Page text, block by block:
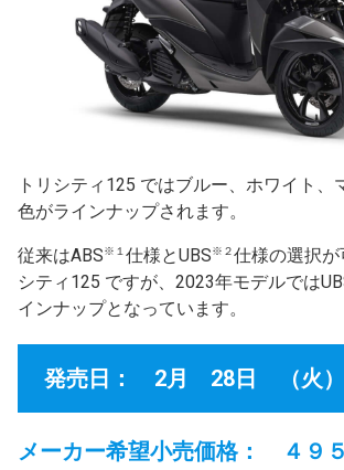
トリシティ125 ではブルー、ホワイト、
色がラインナップされます。
従来はABS※１ 仕様とUBS※２仕様の選択が
シティ125 ですが、2023年モデルでは
インナップとなっています。
発売日： 2月 28日 （火）
メーカー希望小売価格： ４９